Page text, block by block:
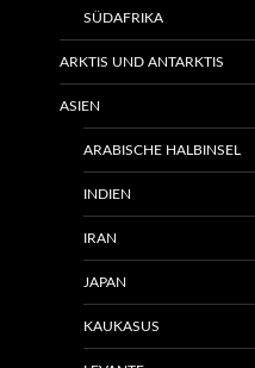
SÜDAFRIKA
ARKTIS UND ANTARKTIS
ASIEN
ARABISCHE HALBINSEL
INDIEN
IRAN
JAPAN
KAUKASUS